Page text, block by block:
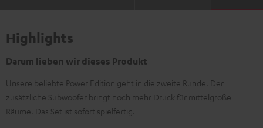
Highlights
Darum lieben wir dieses Produkt
Unsere beliebte Power Edition geht in die zweite Runde. Der
zusätzliche Subwoofer bringt noch mehr Druck für mittelgroße
Räume. Das Set ist sofort spielfertig.